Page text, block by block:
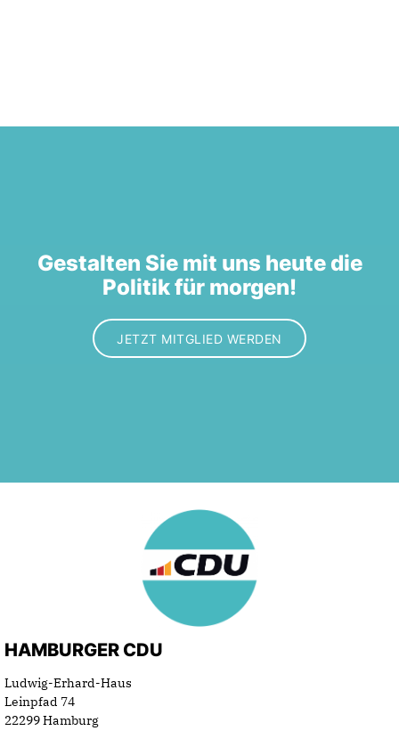
Gestalten Sie mit uns heute die
Politik für morgen!
JETZT MITGLIED WERDEN
HAMBURGER CDU
Ludwig-Erhard-Haus
Leinpfad 74
22299 Hamburg